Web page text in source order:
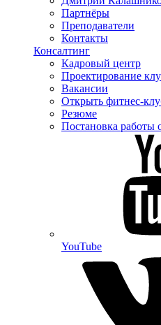
Партнёры
Преподаватели
Контакты
Консалтинг
Кадровый центр
Проектирование
Вакансии
Открыть фитнес-
Резюме
Постановка работы
YouTube